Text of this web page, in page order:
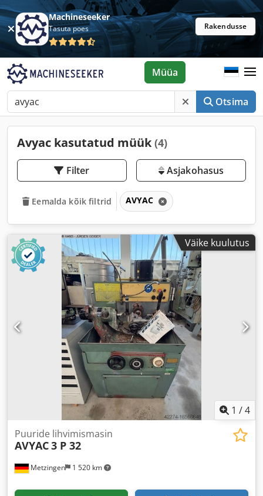
Machineseeker
Tasuta poes Rakendusse
Otsima
Müüa
Avyac kasutatud müük (4)
Filter Asjakohasus
Eemalda kõik filtrid AVYAC
Väike kuulutus
1 /4
Metzingen 1 520 km
Puuride lihvimismasin
AVYAC3 P 32